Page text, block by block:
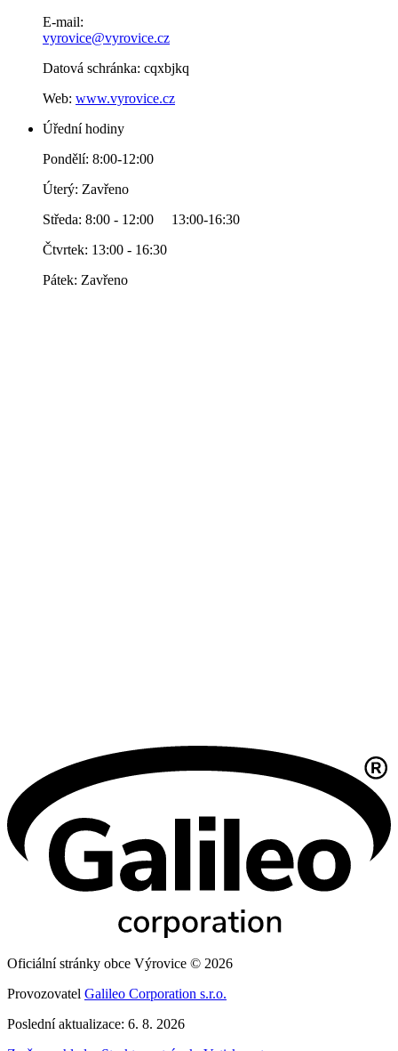
E-mail:
vyrovice@vyrovice.cz
Datová schránka: cqxbjkq
Web: www.vyrovice.cz
Úřední hodiny
Pondělí: 8:00-12:00
Úterý: Zavřeno
Středa: 8:00 - 12:00 13:00-16:30
Čtvrtek: 13:00 - 16:30
Pátek: Zavřeno
Oficiální stránky obce Výrovice © 2026
Provozovatel Galileo Corporation s.r.o.
Poslední aktualizace: 6. 8. 2026